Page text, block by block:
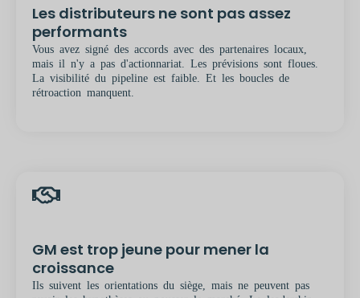
Les distributeurs ne sont pas assez
performants
Vous avez signé des accords avec des partenaires locaux,
mais il n'y a pas d'actionnariat. Les prévisions sont floues.
La visibilité du pipeline est faible. Et les boucles de
rétroaction manquent.
GM est trop jeune pour mener la
croissance
Ils suivent les orientations du siège, mais ne peuvent pas